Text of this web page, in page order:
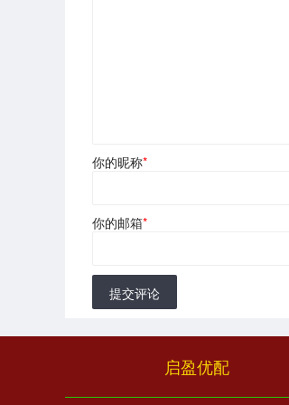
你的昵称*
你的邮箱*
提交评论
启盈优配